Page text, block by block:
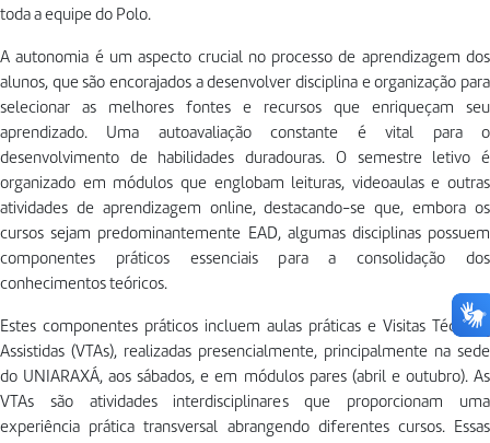
toda a equipe do Polo.
A autonomia é um aspecto crucial no processo de aprendizagem dos
alunos, que são encorajados a desenvolver disciplina e organização para
selecionar as melhores fontes e recursos que enriqueçam seu
aprendizado. Uma autoavaliação constante é vital para o
desenvolvimento de habilidades duradouras. O semestre letivo é
organizado em módulos que englobam leituras, videoaulas e outras
atividades de aprendizagem online, destacando-se que, embora os
cursos sejam predominantemente EAD, algumas disciplinas possuem
componentes práticos essenciais para a consolidação dos
conhecimentos teóricos.
Estes componentes práticos incluem aulas práticas e Visitas Técnicas
Assistidas (VTAs), realizadas presencialmente, principalmente na sede
do UNIARAXÁ, aos sábados, e em módulos pares (abril e outubro). As
VTAs são atividades interdisciplinares que proporcionam uma
experiência prática transversal abrangendo diferentes cursos. Essas